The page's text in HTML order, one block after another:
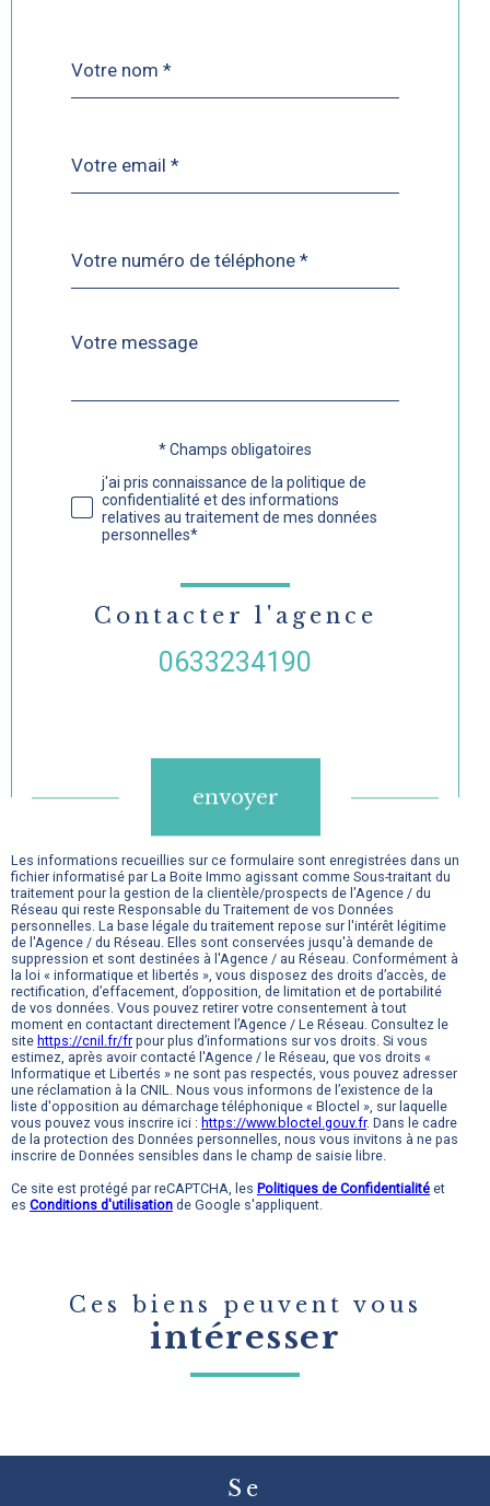
*
*
*
Fieldset
défaut
Message
*
Validation* Champs obligatoires
j'ai pris connaissance de la politique de
confidentialité et des informations
relatives au traitement de mes données
personnelles*
Contacter l'agence
0633234190
envoyer
Les informations recueillies sur ce formulaire sont enregistrées dans un
fichier informatisé par La Boite Immo agissant comme Sous-traitant du
traitement pour la gestion de la clientèle/prospects de l'Agence / du
Réseau qui reste Responsable du Traitement de vos Données
personnelles. La base légale du traitement repose sur l'intérêt légitime
de l'Agence / du Réseau. Elles sont conservées jusqu'à demande de
suppression et sont destinées à l'Agence / au Réseau. Conformément à
la loi « informatique et libertés », vous disposez des droits d’accès, de
rectification, d’effacement, d’opposition, de limitation et de portabilité
de vos données. Vous pouvez retirer votre consentement à tout
moment en contactant directement l’Agence / Le Réseau. Consultez le
site https://cnil.fr/fr pour plus d’informations sur vos droits. Si vous
estimez, après avoir contacté l'Agence / le Réseau, que vos droits «
Informatique et Libertés » ne sont pas respectés, vous pouvez adresser
une réclamation à la CNIL. Nous vous informons de l’existence de la
liste d'opposition au démarchage téléphonique « Bloctel », sur laquelle
vous pouvez vous inscrire ici : https://www.bloctel.gouv.fr. Dans le cadre
de la protection des Données personnelles, nous vous invitons à ne pas
inscrire de Données sensibles dans le champ de saisie libre.
Ce site est protégé par reCAPTCHA, les Politiques de Confidentialité et
es Conditions d'utilisation de Google s'appliquent.
Ces biens peuvent vous
intéresser
Se